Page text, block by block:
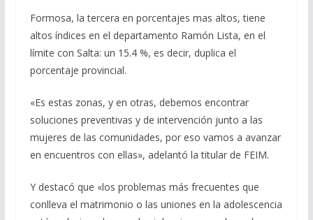
Formosa, la tercera en porcentajes mas altos, tiene
altos índices en el departamento Ramón Lista, en el
límite con Salta: un 15.4 %, es decir, duplica el
porcentaje provincial.
«Es estas zonas, y en otras, debemos encontrar
soluciones preventivas y de intervención junto a las
mujeres de las comunidades, por eso vamos a avanzar
en encuentros con ellas», adelantó la titular de FEIM.
Y destacó que «los problemas más frecuentes que
conlleva el matrimonio o las uniones en la adolescencia